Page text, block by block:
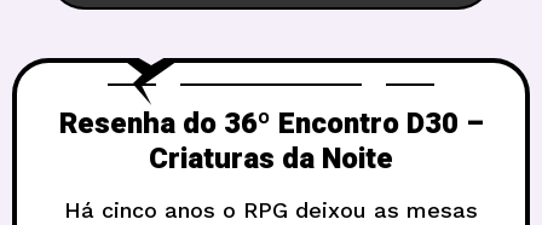
Resenha do 36º Encontro D30 –
Criaturas da Noite
Há cinco anos o RPG deixou as mesas